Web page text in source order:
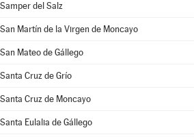
Samper del Salz
San Martín de la Virgen de Moncayo
San Mateo de Gállego
Santa Cruz de Grío
Santa Cruz de Moncayo
Santa Eulalia de Gállego